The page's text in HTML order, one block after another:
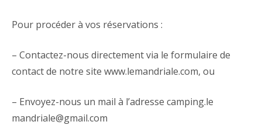
Pour procéder à vos réservations :
– Contactez-nous directement via le formulaire de
contact de notre site www.lemandriale.com, ou
– Envoyez-nous un mail à l’adresse camping.le
mandriale@gmail.com